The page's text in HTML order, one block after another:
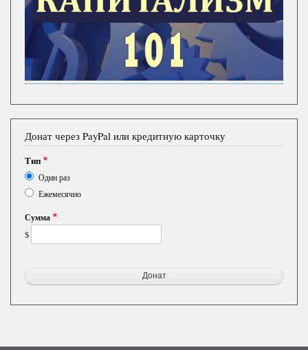
Донат через PayPal или кредитную карточку
Тип
Один раз
Ежемесячно
Сумма
$